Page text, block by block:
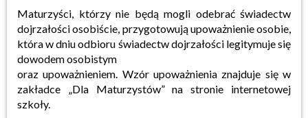
Maturzyści, którzy nie będą mogli odebrać świadectw
dojrzałości osobiście, przygotowują upoważnienie osobie,
która w dniu odbioru świadectw dojrzałości legitymuje się
dowodem osobistym
oraz upoważnieniem. Wzór upoważnienia znajduje się w
zakładce „Dla Maturzystów” na stronie internetowej
szkoły.